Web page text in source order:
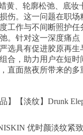
黄、轮廓松弛、底妆
伤。这一问题在职场
工作与不间断照护任
。针对这一深度痛点
选具有促进胶原再生
合，助力用户在短时
直面熬夜所带来的多
】【淡纹】Drunk
优时颜淡纹紧